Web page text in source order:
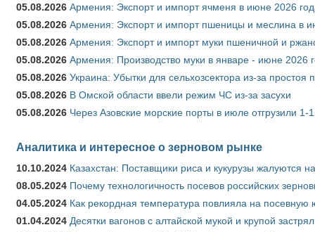
05.08.2026 Армения: Экспорт и импорт ячменя в июне 2026
05.08.2026 Армения: Экспорт и импорт пшеницы и меслина в
05.08.2026 Армения: Экспорт и импорт муки пшеничной и
05.08.2026 Армения: Производство муки в январе - июне 2026
05.08.2026 Украина: Убытки для сельхозсектора из-за простоя
05.08.2026 В Омской области ввели режим ЧС из-за засухи
05.08.2026 Через Азовские морские порты в июле отгрузили
Аналитика и интересное о зерновом рынке
10.10.2024 Казахстан: Поставщики риса и кукурузы жалуются
08.05.2024 Почему технологичность посевов российских
04.05.2024 Как рекордная температура повлияла на
01.04.2024 Десятки вагонов с алтайской мукой и крупой